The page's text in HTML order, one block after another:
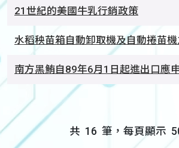
21世紀的美國牛乳行銷政策
水稻秧苗箱自動卸取機及自動捲苗
南方黑鮪自89年6月1日起進出口應
共 16 筆，每頁顯示